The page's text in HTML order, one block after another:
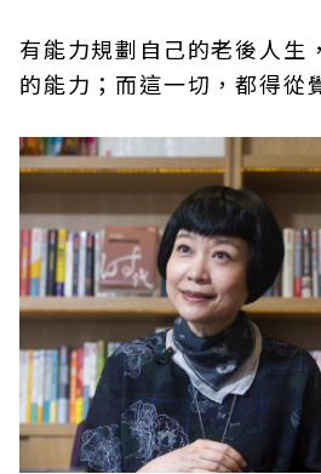
有能力規劃自己的老後人生
的能力；而這一切，都得從